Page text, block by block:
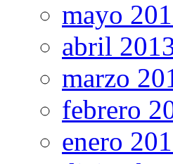
mayo
abril
marzo
febrero
enero